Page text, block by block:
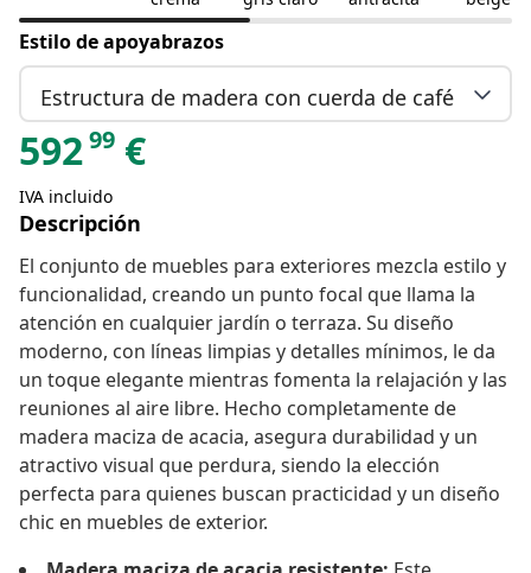
Estilo de apoyabrazos
Estructura de madera con cuerda de café
59299 €
IVA incluido
Descripción
El conjunto de muebles para exteriores mezcla estilo y
funcionalidad, creando un punto focal que llama la
atención en cualquier jardín o terraza. Su diseño
moderno, con líneas limpias y detalles mínimos, le da
un toque elegante mientras fomenta la relajación y las
reuniones al aire libre. Hecho completamente de
madera maciza de acacia, asegura durabilidad y un
atractivo visual que perdura, siendo la elección
perfecta para quienes buscan practicidad y un diseño
chic en muebles de exterior.